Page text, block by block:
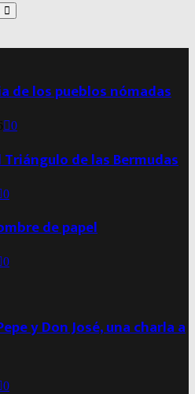
Search
de los pueblos nómadas
0
de las Bermudas
0
de papel
0
y Don José, una charla a
0